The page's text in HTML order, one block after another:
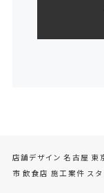
店舗デザイン 名古屋 東
市 飲食店 施工案件 ス